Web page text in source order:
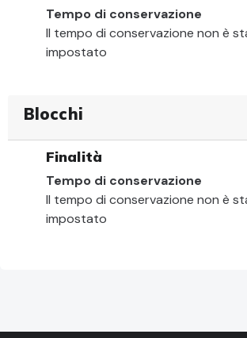
Tempo di conservazione
Il tempo di conservazione non è
impostato
Blocchi
Finalità
Tempo di conservazione
Il tempo di conservazione non è
impostato